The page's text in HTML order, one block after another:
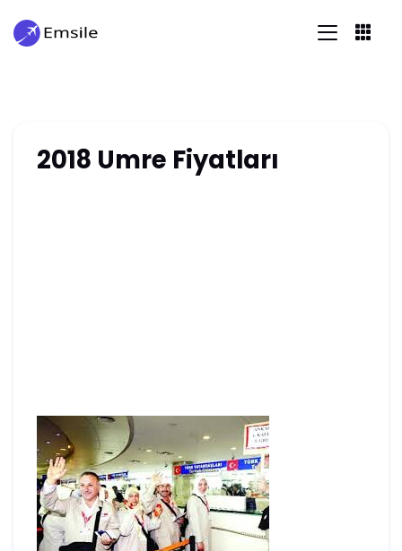
2018 Umre Fiyatları